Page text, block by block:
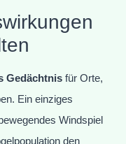
Gedächtnis für Orte,
Ein einziges
Windspiel
den